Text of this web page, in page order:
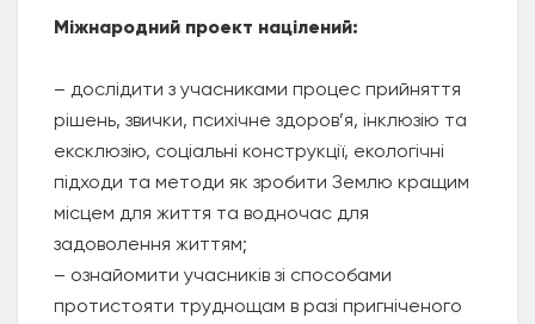
Міжнародний проект націлений:
– дослідити з учасниками процес прийняття
рішень, звички, психічне здоров’я, інклюзію та
ексклюзію, соціальні конструкції, екологічні
підходи та методи як зробити Землю кращим
місцем для життя та водночас для
задоволення життям;
– ознайомити учасників зі способами
протистояти труднощам в разі пригніченого